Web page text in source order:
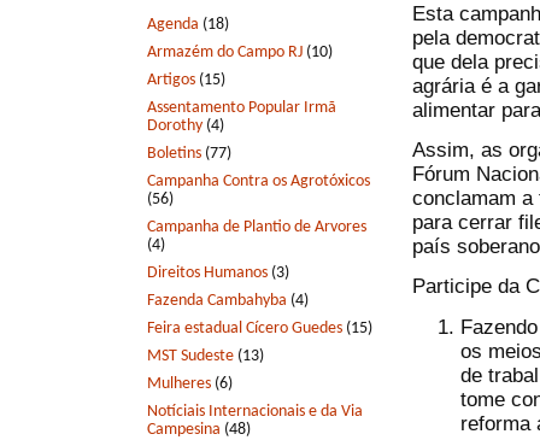
Agenda (18)
Armazém do Campo RJ (10)
Artigos (15)
Assentamento Popular Irmã
Dorothy (4)
Boletins (77)
Campanha Contra os Agrotóxicos
(56)
Campanha de Plantio de Arvores
(4)
Direitos Humanos (3)
Fazenda Cambahyba (4)
Feira estadual Cícero Guedes (15)
MST Sudeste (13)
Mulheres (6)
Notíciais Internacionais e da Via
Campesina (48)
Esta
pela
que dela
agrária é a
alimentar
Assim, as
Fórum
conclamam a
para cerrar
país
Participe da
os
de
tome
reforma